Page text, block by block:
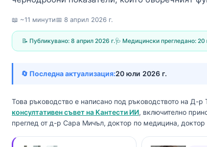
📖 ~11 минути📅 8 април 2026 г.
📝 Публикувано: 8 април 2026 г.🩺 Медицински прегледано: 20
🔄 Последна актуализация:20 юли 2026 г.
Това ръководство е написано под ръководството на Д-р
консултативен съвет на Кантести ИИ, включително
преглед от д-р Сара Мичъл, доктор по медицина,